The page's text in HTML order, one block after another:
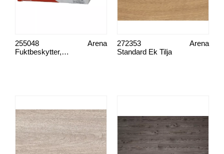
Fuktbeskytter, Click Guard 125 ml
Arena
255048
Standard Ek Tilja
Arena
272353